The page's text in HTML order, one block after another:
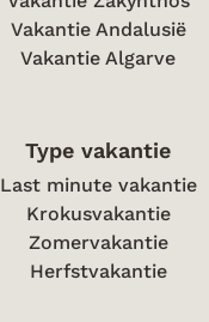
Vakantie Andalusië
Vakantie Algarve
Type vakantie
Last minute vakantie
Krokusvakantie
Zomervakantie
Herfstvakantie